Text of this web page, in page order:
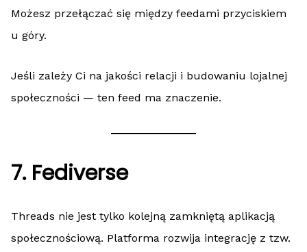
Możesz przełączać się między feedami przyciskiem
u góry.
Jeśli zależy Ci na jakości relacji i budowaniu lojalnej
społeczności — ten feed ma znaczenie.
7. Fediverse
Threads nie jest tylko kolejną zamkniętą aplikacją
społecznościową. Platforma rozwija integrację z tzw.